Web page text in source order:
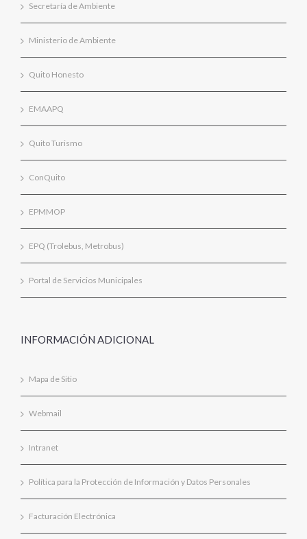
Secretaría de Ambiente
Ministerio de Ambiente
Quito Honesto
EMAAPQ
Quito Turismo
ConQuito
EPMMOP
EPQ (Trolebus, Metrobus)
Portal de Servicios Municipales
INFORMACIÓN ADICIONAL
Mapa de Sitio
Webmail
Intranet
Política para la Protección de Información y Datos Personales
Facturación Electrónica